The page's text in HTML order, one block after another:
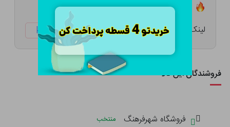
تعداد ۰ عدد در انبار موجود است
لینک کوتاه: ketabtala.com/sbp-47949
فروشندگان این کالا
فروشگاه شهرفرهنگ
منتخب